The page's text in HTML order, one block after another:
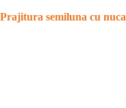
Prajitura semiluna cu nuca